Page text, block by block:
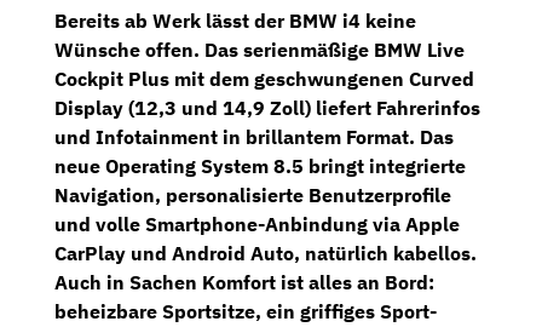
Bereits ab Werk lässt der BMW i4 keine
Wünsche offen. Das serienmäßige BMW Live
Cockpit Plus mit dem geschwungenen Curved
Display (12,3 und 14,9 Zoll) liefert Fahrerinfos
und Infotainment in brillantem Format. Das
neue Operating System 8.5 bringt integrierte
Navigation, personalisierte Benutzerprofile
und volle Smartphone-Anbindung via Apple
CarPlay und Android Auto, natürlich kabellos.
Auch in Sachen Komfort ist alles an Bord:
beheizbare Sportsitze, ein griffiges Sport-